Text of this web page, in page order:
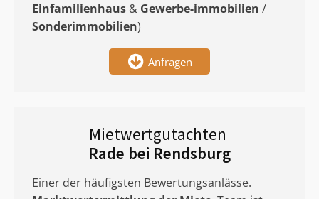
Einfamilienhaus & Gewerbe-immobilien /
Sonderimmobilien)
Anfragen
Mietwertgutachten
Rade bei Rendsburg
Einer der häufigsten Bewertungsanlässe.